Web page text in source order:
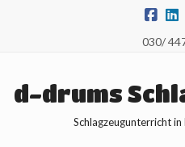
030/
d-drums
Schlagzeugunterricht